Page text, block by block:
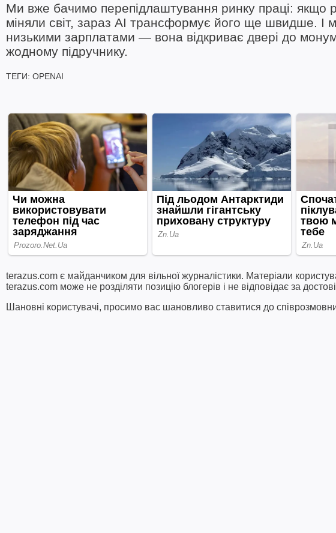
Ми вже бачимо перепідлаштування ринку праці: якщо
міняли світ, зараз AI трансформує його ще швидше. І
низькими зарплатами — вона відкриває двері до
жодному підручнику.
ТЕГИ: OPENAI
terazus.com є майданчиком для вільної журналістики. Матеріали
terazus.com може не розділяти позицію блогерів і не відповідає за
Шановні користувачі, просимо вас шановливо ставитися до